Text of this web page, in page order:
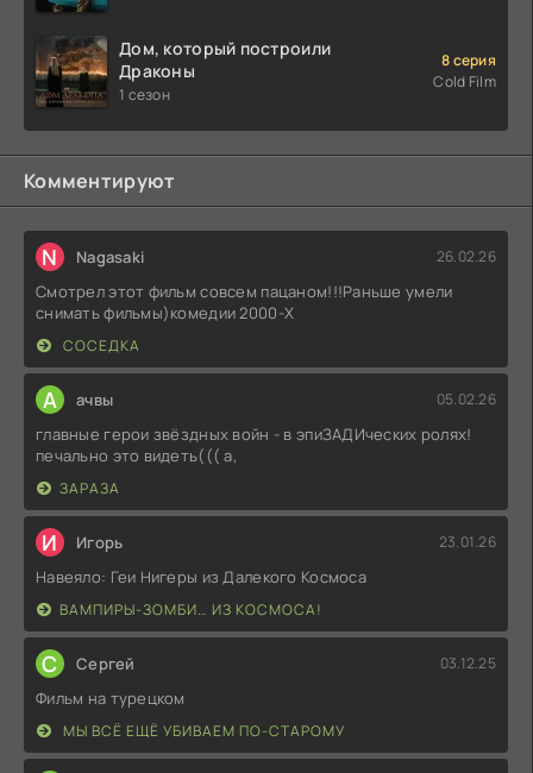
Дом, который построили
Драконы
1 сезон
8 серия
Cold Film
Комментируют
N Nagasaki 26.02.26
Смотрел этот фильм совсем пацаном!!!Раньше умели
снимать фильмы)комедии 2000-X
СОСЕДКА
А ачвы 05.02.26
главные герои звёздных войн - в эпиЗАДИческих ролях!
печально это видеть((( а,
ЗАРАЗА
И Игорь 23.01.26
Навеяло: Геи Нигеры из Далекого Космоса
ВАМПИРЫ-ЗОМБИ… ИЗ КОСМОСА!
С Сергей 03.12.25
Фильм на турецком
МЫ ВСЁ ЕЩЁ УБИВАЕМ ПО-СТАРОМУ